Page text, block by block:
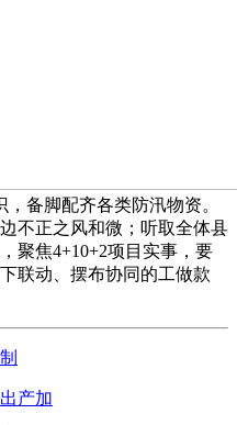
备脚配齐各类防汛物资。
不正之风和微；听取全体县
聚焦4+10+2项目实事，要
联动、摆布协同的工做款
产加